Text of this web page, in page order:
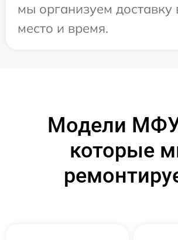
мы организуем доставку
место и время.
Модели МФУ
которые